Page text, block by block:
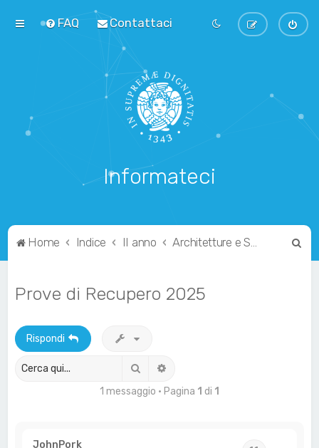
FAQ Contattaci
Informateci
Home Indice II anno Architetture e Sistemi Operativi
Prove di Recupero 2025
Rispondi
Cerca
1 messaggio • Pagina 1 di 1
JohnPork